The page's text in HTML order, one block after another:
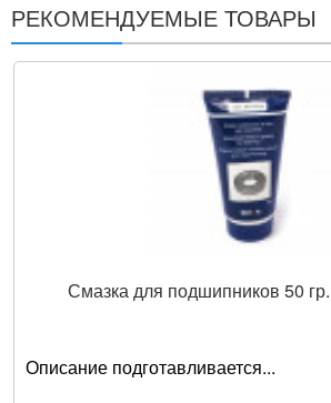
РЕКОМЕНДУЕМЫЕ ТОВАРЫ
Смазка для подшипников 50
Описание подготавливается...